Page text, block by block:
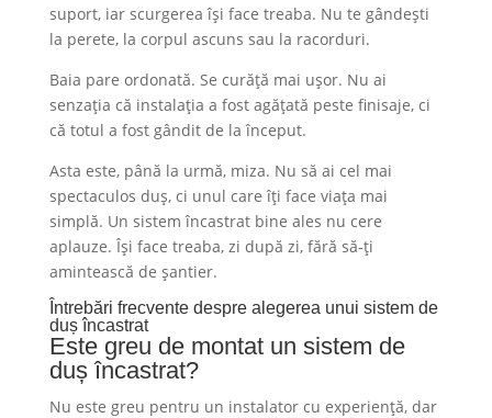
suport, iar scurgerea își face treaba. Nu te gândești
la perete, la corpul ascuns sau la racorduri.
Baia pare ordonată. Se curăță mai ușor. Nu ai
senzația că instalația a fost agățată peste finisaje, ci
că totul a fost gândit de la început.
Asta este, până la urmă, miza. Nu să ai cel mai
spectaculos duș, ci unul care îți face viața mai
simplă. Un sistem încastrat bine ales nu cere
aplauze. Își face treaba, zi după zi, fără să-ți
amintească de șantier.
Întrebări frecvente despre alegerea unui sistem de
duș încastrat
Este greu de montat un sistem de
duș încastrat?
Nu este greu pentru un instalator cu experiență, dar